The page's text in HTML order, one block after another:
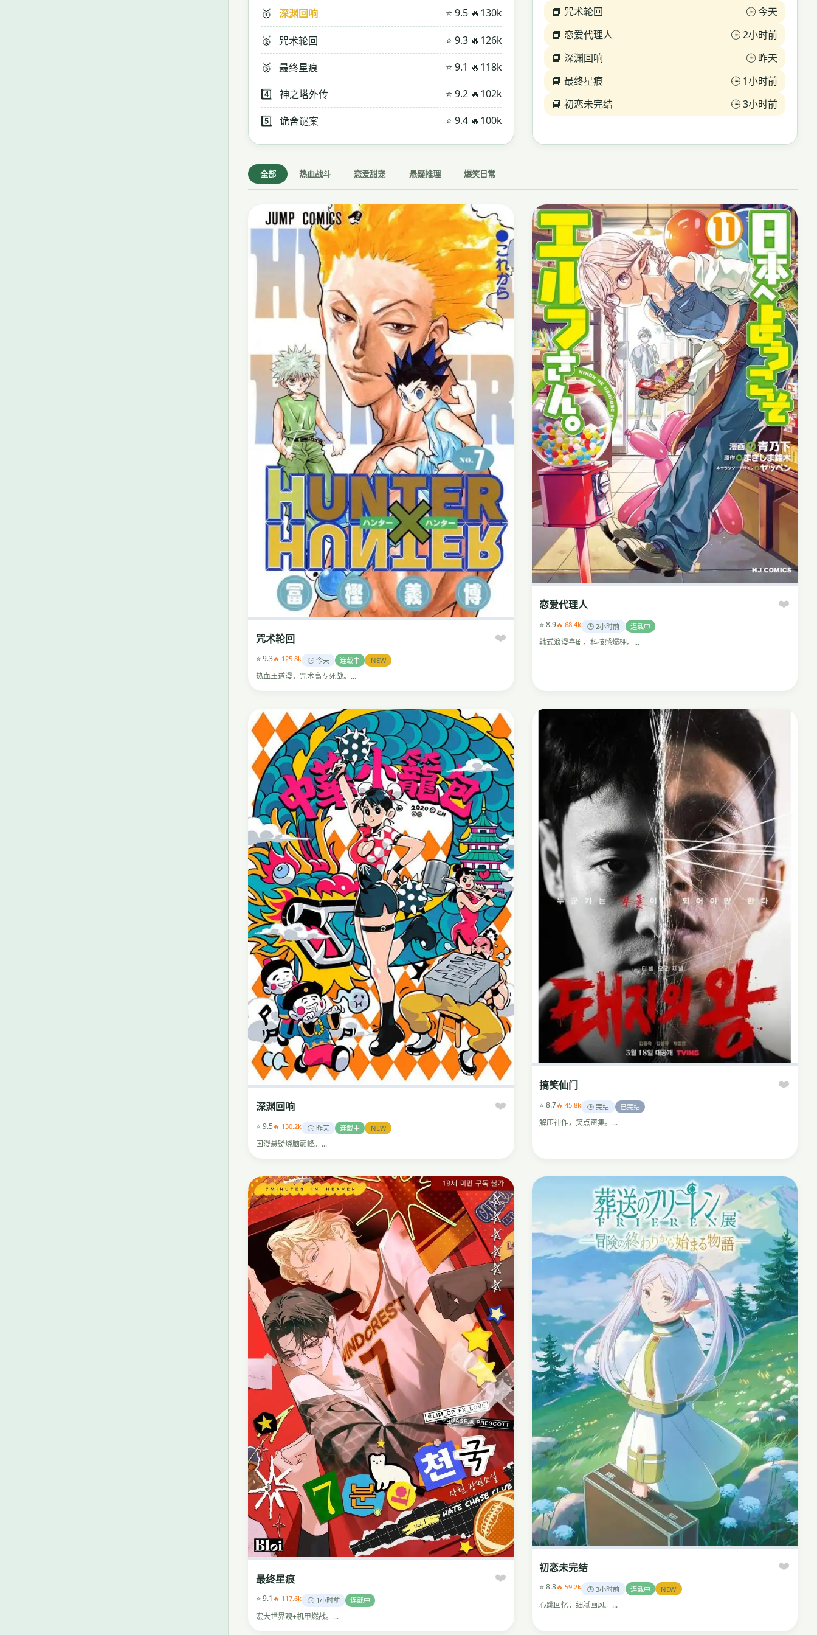
🥇 深渊回响 ⭐ 9.5 🔥130k
🥈 咒术轮回 ⭐ 9.3 🔥126k
🥉 最终星痕 ⭐ 9.1 🔥118k
4️⃣ 神之塔外传 ⭐ 9.2 🔥102k
5️⃣ 诡舍谜案 ⭐ 9.4 🔥100k
📘 咒术轮回
🕒 今天
📘 恋爱代理人
🕒 2小时前
📘 深渊回响
🕒 昨天
📘 最终星痕
🕒 1小时前
📘 初恋未完结
🕒 3小时前
全部 热血战斗 恋爱甜宠 悬疑推理 爆笑日常
咒术轮回 ❤️
⭐ 9.3🔥 125.8k 🕒 今天 连载中 NEW
热血王道漫，咒术高专死战。...
恋爱代理人 ❤️
⭐ 8.9🔥 68.4k 🕒 2小时前 连载中
韩式浪漫喜剧，科技感爆棚。...
深渊回响 ❤️
⭐ 9.5 🔥 130.2k 🕒 昨天 连载中 NEW
国漫悬疑烧脑巅峰。...
搞笑仙门 ❤️
⭐ 8.7🔥 45.8k 🕒 完结 已完结
解压神作，笑点密集。...
最终星痕 ❤️
⭐ 9.1 🔥 117.6k 🕒 1小时前 连载中
宏大世界观+机甲燃战。...
初恋未完结 ❤️
⭐ 8.8🔥 59.2k 🕒 3小时前 连载中 NEW
心跳回忆，细腻画风。...